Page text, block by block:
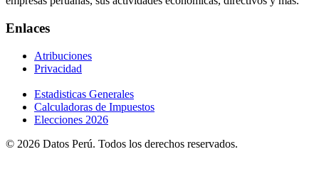
Enlaces
Atribuciones
Privacidad
Estadisticas Generales
Calculadoras de Impuestos
Elecciones 2026
© 2026 Datos Perú. Todos los derechos reservados.